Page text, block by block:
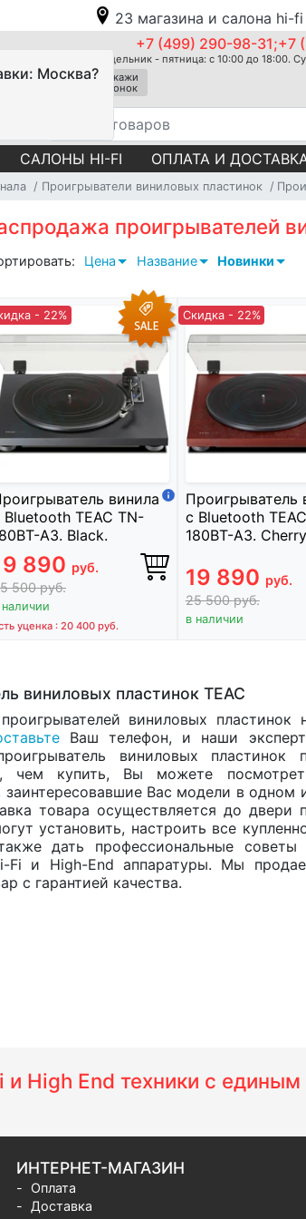
23 магазина и салона hi-fi
Москва?
+7 (499) 290-98-31;+7
Понедельник - пятница: с 10:00 до 18:00.
Закажи
звонок
САЛОНЫ HI-FI ОПЛАТА И
Проигрыватели виниловых пластинок
проигрывателей
Цена Название Новинки
- 22%
винила
Bluetooth TEAC TN-
A3. Black.
890 руб.
500руб.
наличии
уценка : 20 400 руб.
Скидка - 22%
Проигрыватель
с Bluetooth
180BT-A3.
19 890 руб.
25 500руб.
в наличии
виниловых пластинок TEAC
виниловых пластинок
Ваш телефон, и наши
виниловых пластинок
чем купить, Вы можете
заинтересовавшие Вас модели в одном
товара осуществляется до двери
установить, настроить все
дать профессиональные советы
Fi и High-End аппаратуры. Мы
с гарантией качества.
и High End техники с
ИНТЕРНЕТ-МАГАЗИН
Оплата
Доставка